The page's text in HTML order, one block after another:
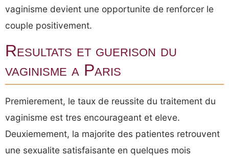
vaginisme devient une opportunite de renforcer le
couple positivement.
Resultats et guerison du
vaginisme a Paris
Premierement, le taux de reussite du traitement du
vaginisme est tres encourageant et eleve.
Deuxiemement, la majorite des patientes retrouvent
une sexualite satisfaisante en quelques mois